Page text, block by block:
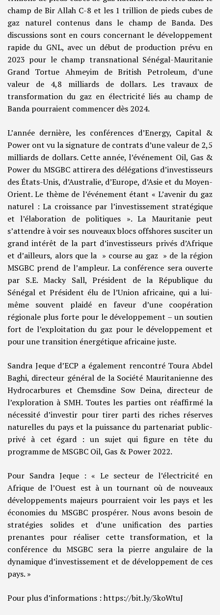
champ de Bir Allah C-8 et les 1 trillion de pieds cubes de
gaz naturel contenus dans le champ de Banda. Des
discussions sont en cours concernant le développement
rapide du GNL, avec un début de production prévu en
2023 pour le champ transnational Sénégal-Mauritanie
Grand Tortue Ahmeyim de British Petroleum, d’une
valeur de 4,8 milliards de dollars. Les travaux de
transformation du gaz en électricité liés au champ de
Banda pourraient commencer dès 2024.
L’année dernière, les conférences d’Energy, Capital &
Power ont vu la signature de contrats d’une valeur de 2,5
milliards de dollars. Cette année, l’événement Oil, Gas &
Power du MSGBC attirera des délégations d’investisseurs
des États-Unis, d’Australie, d’Europe, d’Asie et du Moyen-
Orient. Le thème de l’événement étant « L’avenir du gaz
naturel : La croissance par l’investissement stratégique
et l’élaboration de politiques ». La Mauritanie peut
s’attendre à voir ses nouveaux blocs offshores susciter un
grand intérêt de la part d’investisseurs privés d’Afrique
et d’ailleurs, alors que la » course au gaz » de la région
MSGBC prend de l’ampleur. La conférence sera ouverte
par S.E. Macky Sall, Président de la République du
Sénégal et Président élu de l’Union africaine, qui a lui-
même souvent plaidé en faveur d’une coopération
régionale plus forte pour le développement – un soutien
fort de l’exploitation du gaz pour le développement et
pour une transition énergétique africaine juste.
Sandra Jeque d’ECP a également rencontré Toura Abdel
Baghi, directeur général de la Société Mauritanienne des
Hydrocarbures et Chemsdine Sow Deina, directeur de
l’exploration à SMH. Toutes les parties ont réaffirmé la
nécessité d’investir pour tirer parti des riches réserves
naturelles du pays et la puissance du partenariat public-
privé à cet égard : un sujet qui figure en tête du
programme de MSGBC Oil, Gas & Power 2022.
Pour Sandra Jeque : « Le secteur de l’électricité en
Afrique de l’Ouest est à un tournant où de nouveaux
développements majeurs pourraient voir les pays et les
économies du MSGBC prospérer. Nous avons besoin de
stratégies solides et d’une unification des parties
prenantes pour réaliser cette transformation, et la
conférence du MSGBC sera la pierre angulaire de la
dynamique d’investissement et de développement de ces
pays. »
Pour plus d’informations : https://bit.ly/3koWtuJ